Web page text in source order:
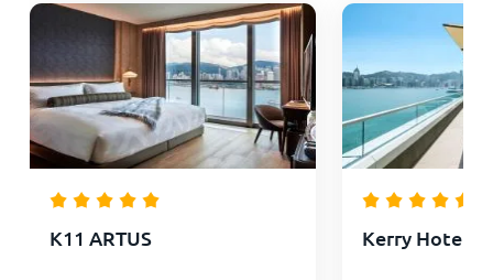
K11 ARTUS Kerry Hotel,